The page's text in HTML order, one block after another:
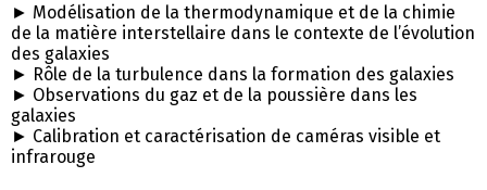
► Modélisation de la thermodynamique et de la chimie
de la matière interstellaire dans le contexte de l’évolution
des galaxies
► Rôle de la turbulence dans la formation des galaxies
► Observations du gaz et de la poussière dans les
galaxies
► Calibration et caractérisation de caméras visible et
infrarouge